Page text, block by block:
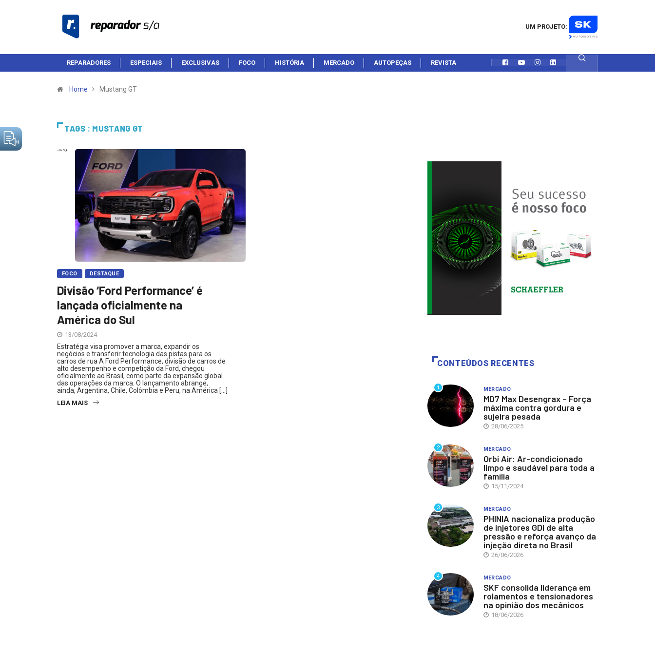
UM PROJETO:
REPARADORES ESPECIAIS EXCLUSIVAS FOCO HISTÓRIA MERCADO AUTOPEÇAS REVISTA
Home Mustang GT
TAGS : MUSTANG GT
Sticky
FOCO DESTAQUE
Divisão ‘Ford Performance’ é
lançada oficialmente na
América do Sul
13/08/2024
Estratégia visa promover a marca, expandir os
negócios e transferir tecnologia das pistas para os
carros de rua A Ford Performance, divisão de carros de
alto desempenho e competição da Ford, chegou
oficialmente ao Brasil, como parte da expansão global
das operações da marca. O lançamento abrange,
ainda, Argentina, Chile, Colômbia e Peru, na América […]
LEIA MAIS
CONTEÚDOS RECENTES
1 MERCADO
MD7 Max Desengrax – Força
máxima contra gordura e
sujeira pesada
28/06/2025
2 MERCADO
Orbi Air: Ar-condicionado
limpo e saudável para toda a
família
15/11/2024
3 MERCADO
PHINIA nacionaliza produção
de injetores GDi de alta
pressão e reforça avanço da
injeção direta no Brasil
26/06/2026
4 MERCADO
SKF consolida liderança em
rolamentos e tensionadores
na opinião dos mecânicos
18/06/2026